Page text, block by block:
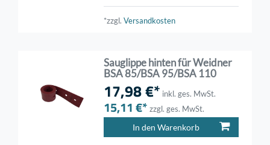
*zzgl.Versandkosten
Sauglippe hinten für Weidner
BSA 85/BSA 95/BSA 110
17,98 €* inkl. ges. MwSt.
15,11 €* zzgl. ges. MwSt.
In den Warenkorb